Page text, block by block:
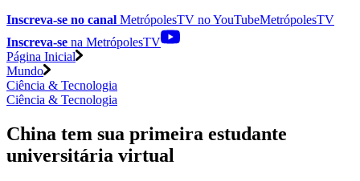
Inscreva-se no canal MetrópolesTV noYouTubeMetrópolesTV
Inscreva-se na MetrópolesTV
Página Inicial
Mundo
Ciência & Tecnologia
Ciência & Tecnologia
China tem sua primeira estudante
universitária virtual